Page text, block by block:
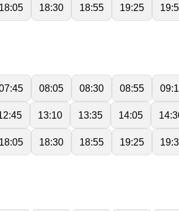
18:05 18:30 18:55 19:25
08:05 08:30 08:55
13:10 13:35 14:05
18:05 18:30 18:55 19:25